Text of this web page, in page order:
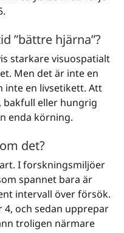
”bättre hjärna”?
starkare visuospatialt
Men det är inte en
inte en livsetikett. Att
eller hungrig
enda körning.
det?
I forskningsmiljöer
spannet bara är
intervall över försök.
och sedan upprepar
troligen närmare